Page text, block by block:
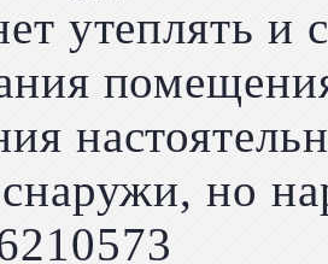
утеплять и
но